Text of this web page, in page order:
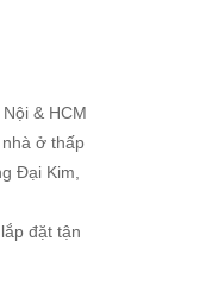
& HCM
ở thấp
Đại Kim,
đặt tận